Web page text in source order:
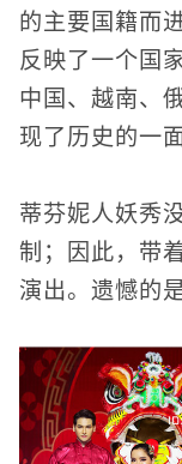
的主要国籍而
反映了一个国
中国、越南、
现了历史的一
蒂芬妮人妖秀
制；因此，带
演出。遗憾的